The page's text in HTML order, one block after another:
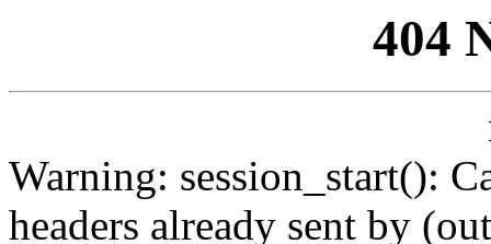
404
Warning: session_start():
headers already sent by